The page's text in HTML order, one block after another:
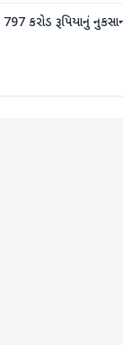
797 કરોડ રૂપિયાનું